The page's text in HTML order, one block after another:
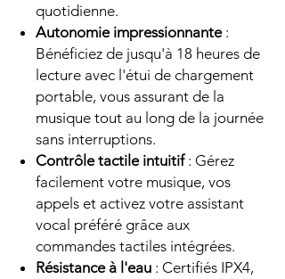
quotidienne.
Autonomie impressionnante:
Bénéficiez de jusqu'à 18 heures de
lecture avec l'étui de chargement
portable, vous assurant de la
musique tout au long de la journée
sans interruptions.
Contrôle tactile intuitif: Gérez
facilement votre musique, vos
appels et activez votre assistant
vocal préféré grâce aux
commandes tactiles intégrées.
Résistance à l'eau : Certifiés IPX4,